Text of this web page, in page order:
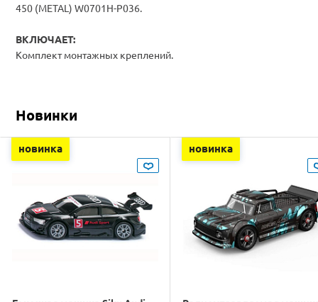
450 (METAL) W0701H-P036.
ВКЛЮЧАЕТ:
Комплект монтажных креплений.
Новинки
новинка новинка